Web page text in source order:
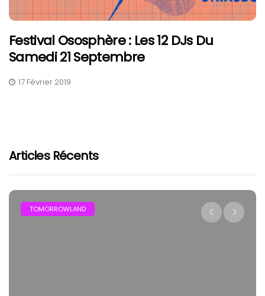
Festival Ososphère : Les 12 DJs Du
Samedi 21 Septembre
17 Février 2019
Articles Récents
TOMORROWLAND